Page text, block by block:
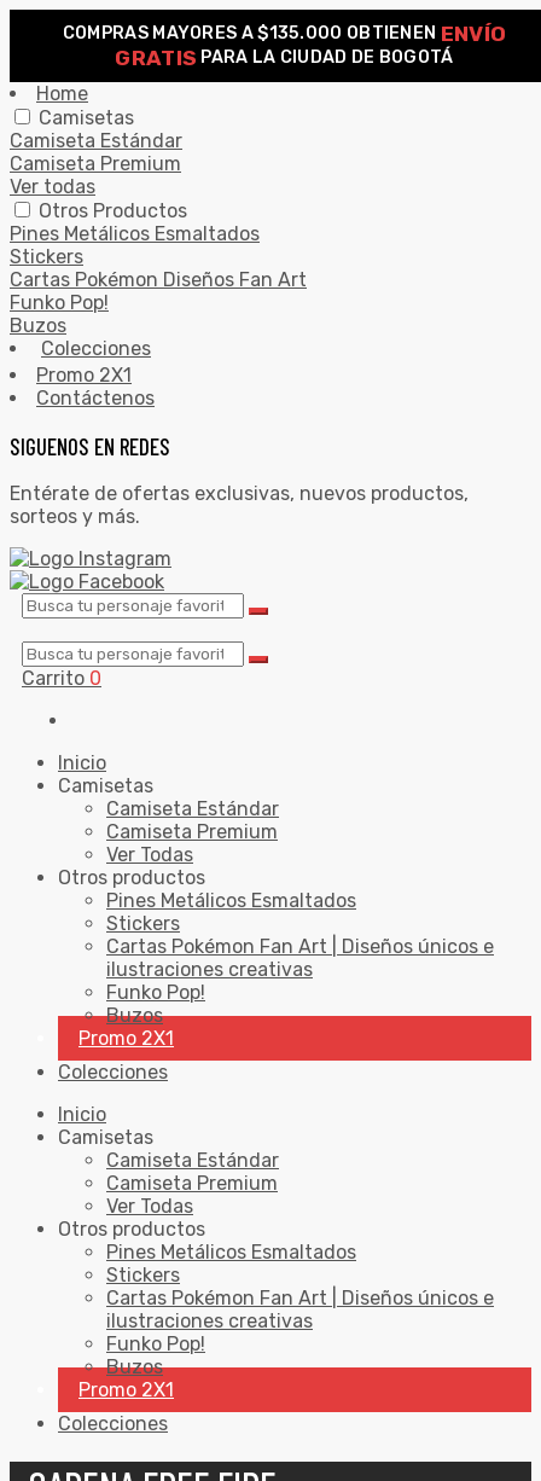
COMPRAS MAYORES A $135.000 OBTIENEN ENVÍO
GRATIS PARA LA CIUDAD DE BOGOTÁ
SEARCH
Home
Camisetas
Camiseta Estándar
Camiseta Premium
Ver todas
Otros Productos
Pines Metálicos Esmaltados
Stickers
Cartas Pokémon Diseños Fan Art
Funko Pop!
Buzos
Colecciones
Promo 2X1
Contáctenos
SIGUENOS EN REDES
Entérate de ofertas exclusivas, nuevos productos,
sorteos y más.
Carrito 0
Inicio
Camisetas
Camiseta Estándar
Camiseta Premium
Ver Todas
Otros productos
Pines Metálicos Esmaltados
Stickers
Cartas Pokémon Fan Art | Diseños únicos e
ilustraciones creativas
Funko Pop!
Buzos
Promo 2X1
Colecciones
Inicio
Camisetas
Camiseta Estándar
Camiseta Premium
Ver Todas
Otros productos
Pines Metálicos Esmaltados
Stickers
Cartas Pokémon Fan Art | Diseños únicos e
ilustraciones creativas
Funko Pop!
Buzos
Promo 2X1
Colecciones